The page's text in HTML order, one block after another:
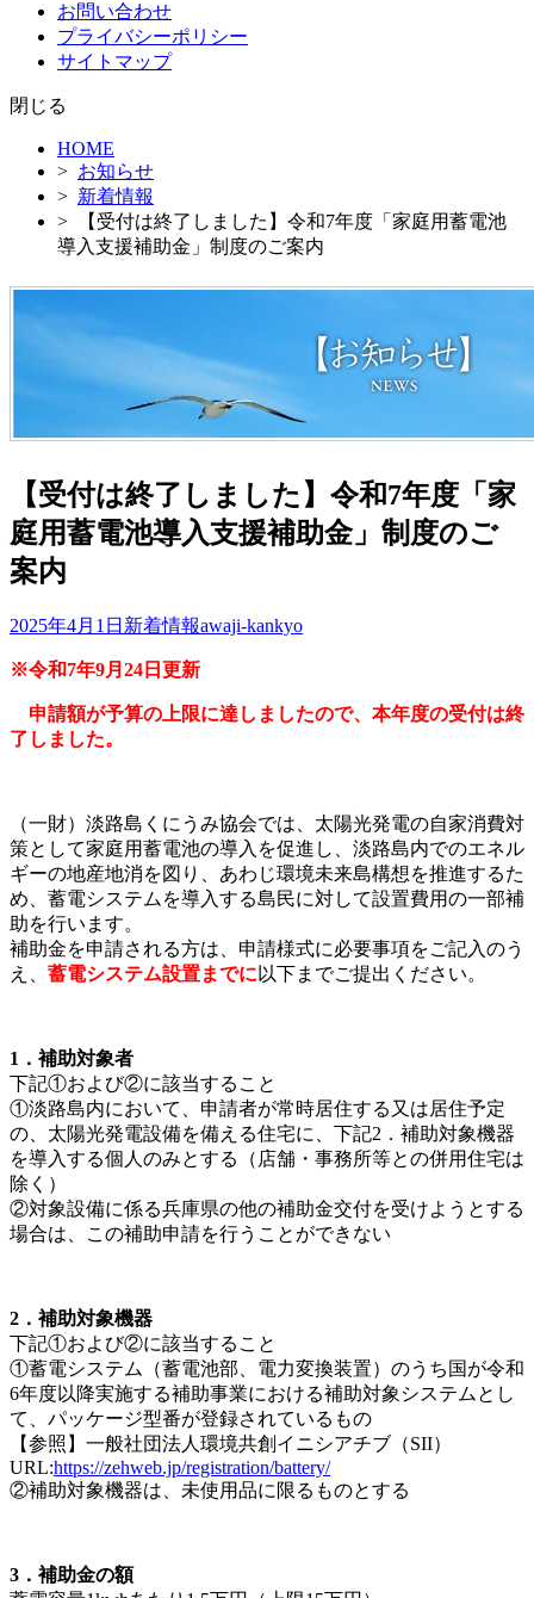
お問い合わせ
プライバシーポリシー
サイトマップ
閉じる
HOME
> お知らせ
> 新着情報
> 【受付は終了しました】令和7年度「家庭用蓄電池
導入支援補助金」制度のご案内
【受付は終了しました】令和7年度「家
庭用蓄電池導入支援補助金」制度のご
案内
2025年4月1日 新着情報awaji-kankyo
※令和7年9月24日更新
申請額が予算の上限に達しましたので、本年度の受付は終
了しました。
（一財）淡路島くにうみ協会では、太陽光発電の自家消費対
策として家庭用蓄電池の導入を促進し、淡路島内でのエネル
ギーの地産地消を図り、あわじ環境未来島構想を推進するた
め、蓄電システムを導入する島民に対して設置費用の一部補
助を行います。
補助金を申請される方は、申請様式に必要事項をご記入のう
え、 蓄電システム設置までに 以下までご提出ください。
1．補助対象者
下記①および②に該当すること
①淡路島内において、申請者が常時居住する又は居住予定
の、太陽光発電設備を備える住宅に、下記2．補助対象機器
を導入する個人のみとする（店舗・事務所等との併用住宅は
除く）
②対象設備に係る兵庫県の他の補助金交付を受けようとする
場合は、この補助申請を行うことができない
2．補助対象機器
下記①および②に該当すること
①蓄電システム（蓄電池部、電力変換装置）のうち国が令和
6年度以降実施する補助事業における補助対象システムとし
て、パッケージ型番が登録されているもの
【参照】一般社団法人環境共創イニシアチブ（SII）
URL:https://zehweb.jp/registration/battery/
②補助対象機器は、未使用品に限るものとする
3．補助金の額